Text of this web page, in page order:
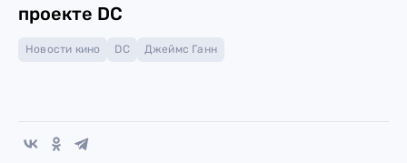
проекте DC
Новости кино DC Джеймс Ганн